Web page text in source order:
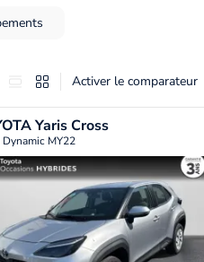
Activer le comparateur
Yaris Cross
MY22